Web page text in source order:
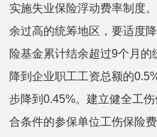
实施失业保险浮动费率制度
余过高的统筹地区，要适度
险基金累计结余超过9个月
降到企业职工工资总额的
步降到0.45%。建立健全工
合条件的参保单位工伤保险